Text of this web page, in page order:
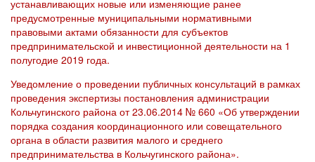
устанавливающих новые или изменяющие ранее
предусмотренные муниципальными нормативными
правовыми актами обязанности для субъектов
предпринимательской и инвестиционной деятельности на 1
полугодие 2019 года.
Уведомление о проведении публичных консультаций в рамках
проведения экспертизы постановления администрации
Кольчугинского района от 23.06.2014 № 660 «Об утверждении
порядка создания координационного или совещательного
органа в области развития малого и среднего
предпринимательства в Кольчугинского района».